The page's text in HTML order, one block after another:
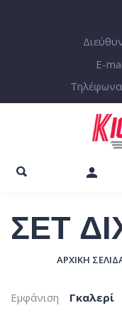
E-
Τηλέφωνα
ΣΕΤ
ΑΡΧΙΚΉ
Εμφάνιση Γκαλερί